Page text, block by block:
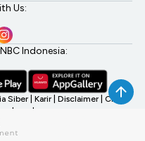
Us:
Indonesia:
Siber Karir Disclaimer CNBC
Company